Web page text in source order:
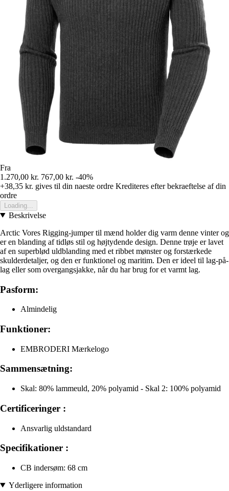
Fra
1.270,00 kr. 767,00 kr. -40%
+38,35 kr. gives til din naeste ordre Krediteres efter bekraeftelse af din
ordre
Loading...
Beskrivelse
Arctic Vores Rigging-jumper til mænd holder dig varm denne vinter og
er en blanding af tidløs stil og højtydende design. Denne trøje er lavet
af en superblød uldblanding med et ribbet mønster og forstærkede
skulderdetaljer, og den er funktionel og maritim. Den er ideel til lag-på-
lag eller som overgangsjakke, når du har brug for et varmt lag.
Pasform:
Almindelig
Funktioner:
EMBRODERI Mærkelogo
Sammensætning:
Skal: 80% lammeuld, 20% polyamid - Skal 2: 100% polyamid
Certificeringer :
Ansvarlig uldstandard
Specifikationer :
CB indersøm: 68 cm
Yderligere information